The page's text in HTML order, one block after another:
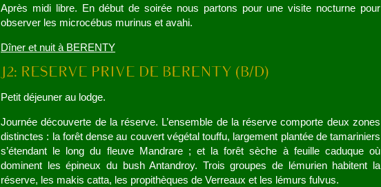
Après midi libre. En début de soirée nous partons pour une visite nocturne pour
observer les microcébus murinus et avahi.
Dîner et nuit à BERENTY
Petit déjeuner au lodge.
Journée découverte de la réserve. L’ensemble de la réserve comporte deux zones
distinctes : la forêt dense au couvert végétal touffu, largement plantée de tamariniers
s’étendant le long du fleuve Mandrare ; et la forêt sèche à feuille caduque où
dominent les épineux du bush Antandroy. Trois groupes de lémurien habitent la
réserve, les makis catta, les propithèques de Verreaux et les lémurs fulvus.